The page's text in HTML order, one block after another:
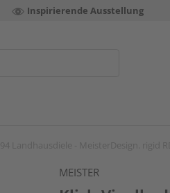
Inspirierende Ausstellung
MEISTER